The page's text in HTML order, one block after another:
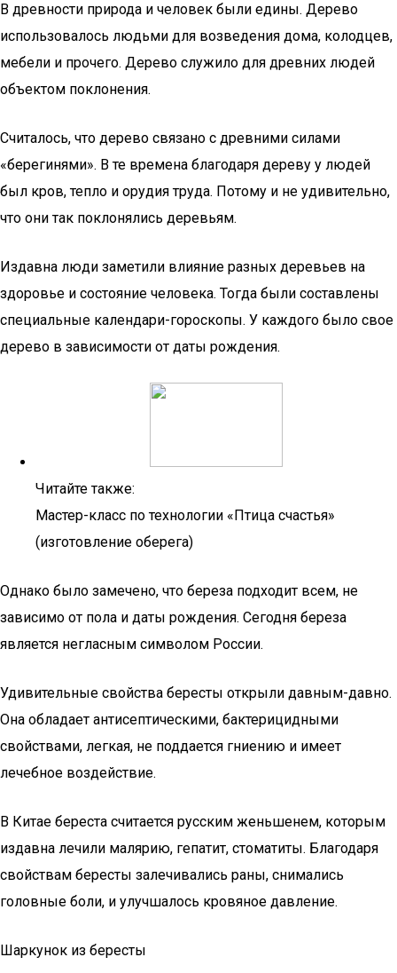
В древности природа и человек были едины. Дерево
использовалось людьми для возведения дома, колодцев,
мебели и прочего. Дерево служило для древних людей
объектом поклонения.
Считалось, что дерево связано с древними силами
«берегинями». В те времена благодаря дереву у людей
был кров, тепло и орудия труда. Потому и не удивительно,
что они так поклонялись деревьям.
Издавна люди заметили влияние разных деревьев на
здоровье и состояние человека. Тогда были составлены
специальные календари-гороскопы. У каждого было свое
дерево в зависимости от даты рождения.
Читайте также:
Мастер-класс по технологии «Птица счастья»
(изготовление оберега)
Однако было замечено, что береза подходит всем, не
зависимо от пола и даты рождения. Сегодня береза
является негласным символом России.
Удивительные свойства бересты открыли давным-давно.
Она обладает антисептическими, бактерицидными
свойствами, легкая, не поддается гниению и имеет
лечебное воздействие.
В Китае береста считается русским женьшенем, которым
издавна лечили малярию, гепатит, стоматиты. Благодаря
свойствам бересты залечивались раны, снимались
головные боли, и улучшалось кровяное давление.
Шаркунок из бересты